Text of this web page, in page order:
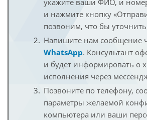
укажите ваши ФИО, и
и нажмите кнопку
позвоним, что бы
Напишите нам сообщение
WhatsApp. Консультант
и будет информировать о
исполнения через
Позвоните по телефону,
параметры желаемой
компьютера или ваши